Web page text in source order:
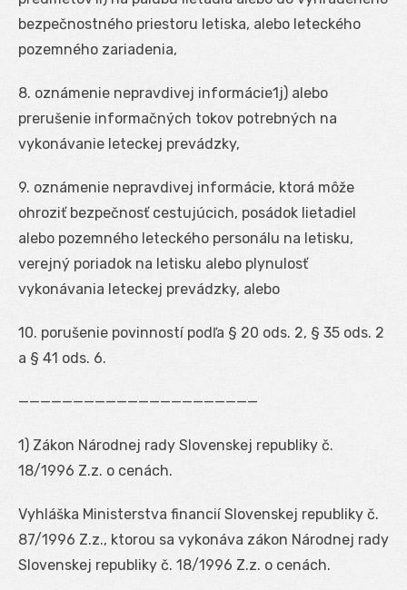
bezpečnostného priestoru letiska, alebo leteckého
pozemného zariadenia,
8. oznámenie nepravdivej informácie1j) alebo
prerušenie informačných tokov potrebných na
vykonávanie leteckej prevádzky,
9. oznámenie nepravdivej informácie, ktorá môže
ohroziť bezpečnosť cestujúcich, posádok lietadiel
alebo pozemného leteckého personálu na letisku,
verejný poriadok na letisku alebo plynulosť
vykonávania leteckej prevádzky, alebo
10. porušenie povinností podľa § 20 ods. 2, § 35 ods. 2
a § 41 ods. 6.
——————————————————————
1) Zákon Národnej rady Slovenskej republiky č.
18/1996 Z.z. o cenách.
Vyhláška Ministerstva financií Slovenskej republiky č.
87/1996 Z.z., ktorou sa vykonáva zákon Národnej rady
Slovenskej republiky č. 18/1996 Z.z. o cenách.